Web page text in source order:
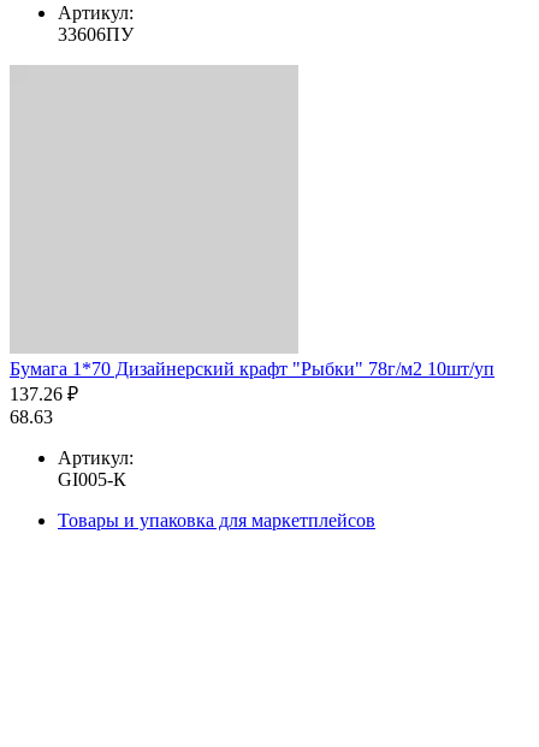
Артикул:
33606ПУ
Бумага 1*70 Дизайнерский крафт "Рыбки" 78г/м2 10шт/уп
137.26 ₽
68.63
Артикул:
GI005-К
Товары и упаковка для маркетплейсов